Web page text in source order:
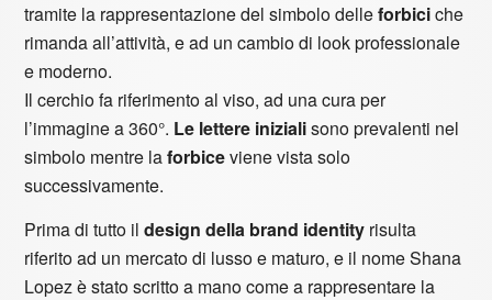
tramite la rappresentazione del simbolo delleforbiciche
rimanda all’attività, e ad un cambio di look professionale
e moderno.
Il cerchio fa riferimento al viso, ad una cura per
l’immagine a 360°. Le lettere inizialisono prevalenti nel
simbolo mentre laforbiceviene vista solo
successivamente.
Prima di tutto ildesign della brand identity risulta
riferito ad un mercato di lusso e maturo, e il nome Shana
Lopez è stato scritto a mano come a rappresentare la